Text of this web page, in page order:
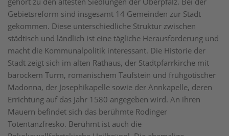
Gebietsreform sind insgesamt 14 Gemeinden zur Stadt
gekommen. Diese unterschiedliche Struktur zwischen
städtisch und ländlich ist eine tägliche Herausforderung und
macht die Kommunalpolitik interessant. Die Historie der
Stadt zeigt sich im alten Rathaus, der Stadtpfarrkirche mit
barockem Turm, romanischem Taufstein und frühgotischer
Madonna, der Josephikapelle sowie der Annkapelle, deren
Errichtung auf das Jahr 1580 angegeben wird. An ihren
Mauern befindet sich das berühmte Rodinger
Totentanzfresko. Berühmt ist auch die